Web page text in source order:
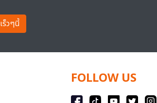
ร็วๆนี้
FOLLOW US